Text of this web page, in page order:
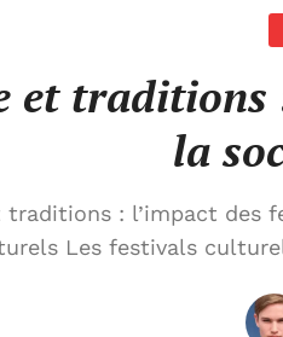
et traditions
la
traditions : l’impact des
Les festivals